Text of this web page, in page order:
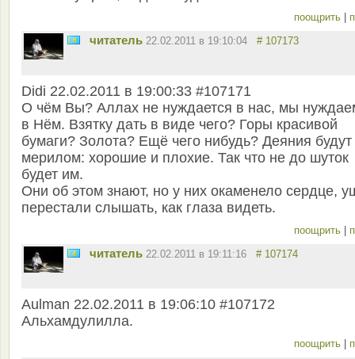
поощрить
читатель 22.02.2011 в 19:10:04 # 107173
Didi 22.02.2011 в 19:00:33 #107171
О чём Вы? Аллах не нуждается в нас, мы
в Нём. Взятку дать в виде чего? Горы красивой
бумаги? Золота? Ещё чего нибудь? Деяния будут
мерилом: хорошие и плохие. Так что не до шуток
будет им.
Они об этом знают, но у них окаменело сердце,
перестали слышать, как глаза видеть.
поощрить
читатель 22.02.2011 в 19:11:16 # 107174
Aulman 22.02.2011 в 19:06:10 #107172
Альхамдулилла.
поощрить